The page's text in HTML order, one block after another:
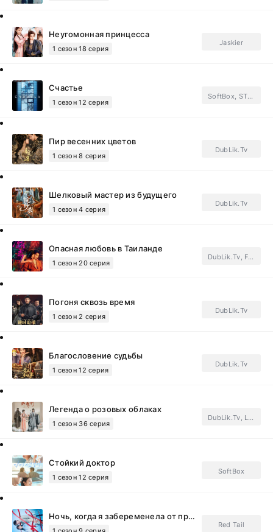
Неугомонная принцесса
1 сезон 18 серия
Jaskier
Счастье
1 сезон 12 серия
SoftBox, STEPonee, GREEN TEA, Тайм Медиа Групп, FSG Baddest Females.Subtitles, ФСГ Мания.Subtitles
Пир весенних цветов
1 сезон 8 серия
DubLik.Tv
Шелковый мастер из будущего
1 сезон 4 серия
DubLik.Tv
Опасная любовь в Таиланде
1 сезон 20 серия
DubLik.Tv, FSG Dragon Fruit.Subtitles
Погоня сквозь время
1 сезон 2 серия
DubLik.Tv
Благословение судьбы
1 сезон 12 серия
DubLik.Tv
Легенда о розовых облаках
1 сезон 36 серия
DubLik.Tv, Light Breeze, FSG Jade Fox.Subtitles
Стойкий доктор
1 сезон 12 серия
SoftBox
Ночь, когда я забеременела от президента
Red Tail